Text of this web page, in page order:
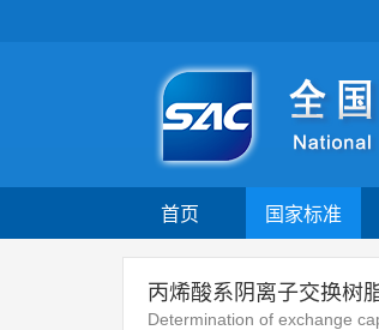
首页 国家标准
丙烯酸系阴离子交换树
Determination of exchange